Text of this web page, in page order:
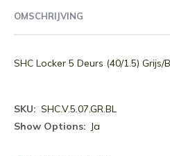
OMSCHRIJVING
SHC Locker 5 Deurs (40/1.5)
Meer
informatie
SHC.V.5.07.GR.BL
Ja